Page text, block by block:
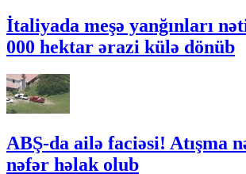
İtaliyada meşə yanğınları
000 hektar ərazi külə dönüb
ABŞ-da ailə faciəsi! Atışma
nəfər həlak olub